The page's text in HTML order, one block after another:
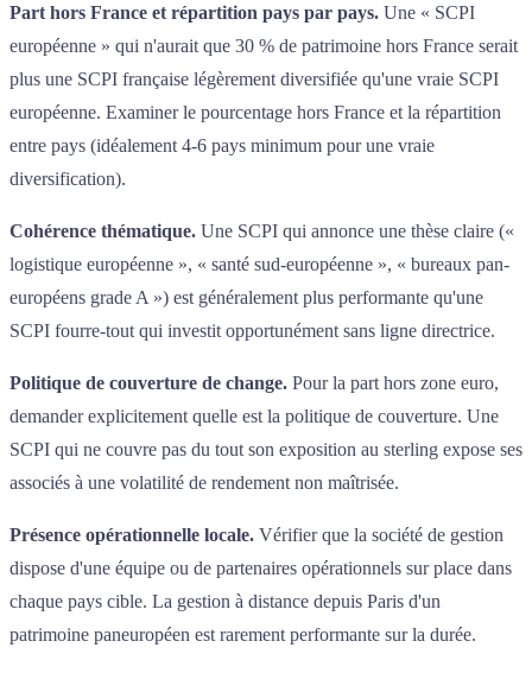
Part hors France et répartition pays par pays. Une « SCPI
européenne » qui n'aurait que 30 % de patrimoine hors France serait
plus une SCPI française légèrement diversifiée qu'une vraie SCPI
européenne. Examiner le pourcentage hors France et la répartition
entre pays (idéalement 4-6 pays minimum pour une vraie
diversification).
Cohérence thématique. Une SCPI qui annonce une thèse claire («
logistique européenne », « santé sud-européenne », « bureaux pan-
européens grade A ») est généralement plus performante qu'une
SCPI fourre-tout qui investit opportunément sans ligne directrice.
Politique de couverture de change. Pour la part hors zone euro,
demander explicitement quelle est la politique de couverture. Une
SCPI qui ne couvre pas du tout son exposition au sterling expose ses
associés à une volatilité de rendement non maîtrisée.
Présence opérationnelle locale. Vérifier que la société de gestion
dispose d'une équipe ou de partenaires opérationnels sur place dans
chaque pays cible. La gestion à distance depuis Paris d'un
patrimoine paneuropéen est rarement performante sur la durée.